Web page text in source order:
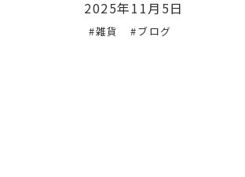
2025年11月5日
#雑貨 #ブログ